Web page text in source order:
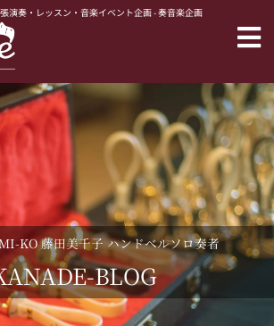
演奏・レッスン・音楽イベント企画 - 奏音楽企画
KO 藤田美千子 ハンドベルソロ奏者
BLOG